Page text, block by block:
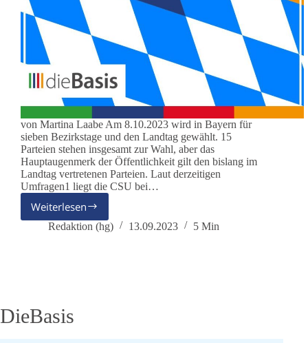
von Martina Laabe Am 8.10.2023 wird in Bayern für
sieben Bezirkstage und den Landtag gewählt. 15
Parteien stehen insgesamt zur Wahl, aber das
Hauptaugenmerk der Öffentlichkeit gilt den bislang im
Landtag vertretenen Parteien. Laut derzeitigen
Umfragen1 liegt die CSU bei…
Weiterlesen
In
Bayern
Redaktion (hg) 13.09.2023 5 Min
DieBasis